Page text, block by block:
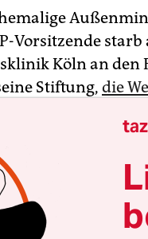
Vorsitzende
Köln an den
Stiftung, die
aus dem
der
zusammen mit
taz